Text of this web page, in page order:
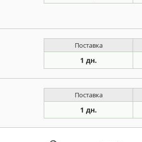
Поставка
1 дн.
Поставка
1 дн.